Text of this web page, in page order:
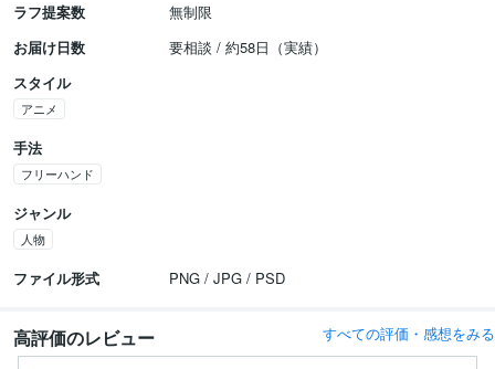
ラフ提案数
無制限
お届け日数
要相談 / 約58日（実績）
スタイル
アニメ
手法
フリーハンド
ジャンル
人物
ファイル形式 PNG / JPG / PSD
高評価のレビュー すべての評価・感想をみる